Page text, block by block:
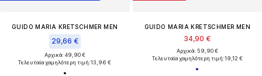
GUIDO MARIA KRETSCHMER MEN
29,66 €
Αρχικά: 49,90 €
Τελευταία χαμηλότερη τιμή:13,96 €
GUIDO MARIA KRETSCHMER MEN
34,90 €
Αρχικά: 59,90 €
Τελευταία χαμηλότερη τιμή:19,12 €